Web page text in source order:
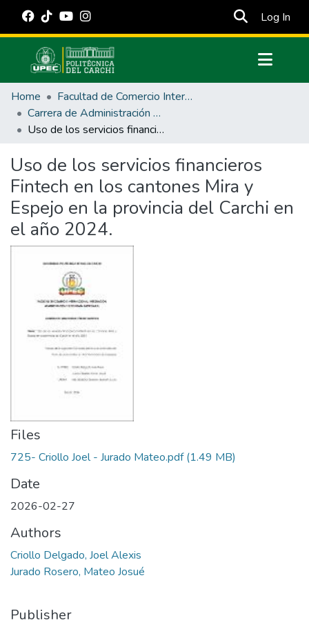
Log In
Communities & Collections
All of DSpace
Statistics
Estadísticas Externas
Manuales
Home
Facultad de Comercio Internacional, Integración, Administración y Economía Empresarial
Carrera de Administración de Empresas y Marketing
Uso de los servicios financieros Fintech en los cantones Mira y Espejo en la provincia del Carchi en el año 2024.
Uso de los servicios financieros
Fintech en los cantones Mira y
Espejo en la provincia del Carchi en
el año 2024.
Files
725- Criollo Joel - Jurado Mateo.pdf(1.49 MB)
Date
2026-02-27
Authors
Criollo Delgado, Joel Alexis
Jurado Rosero, Mateo Josué
Publisher